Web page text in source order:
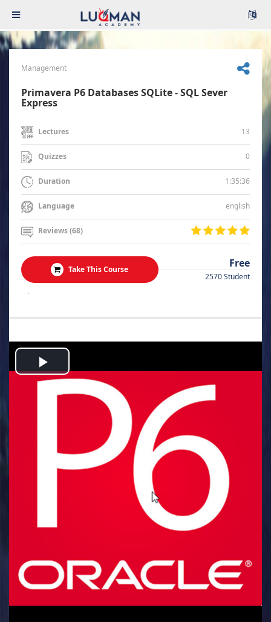
Management
Primavera P6 Databases SQLite - SQL Sever
Express
Lectures 13
Quizzes 0
Duration 1:35:36
Language english
Reviews (68)
Take This Course Free
2570 Student
.
Play
Video